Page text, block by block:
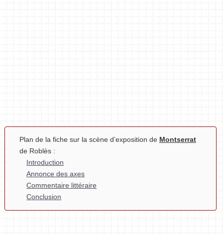
Plan de la fiche sur la scène d’exposition de Montserrat
de Roblès :
Introduction
Annonce des axes
Commentaire littéraire
Conclusion